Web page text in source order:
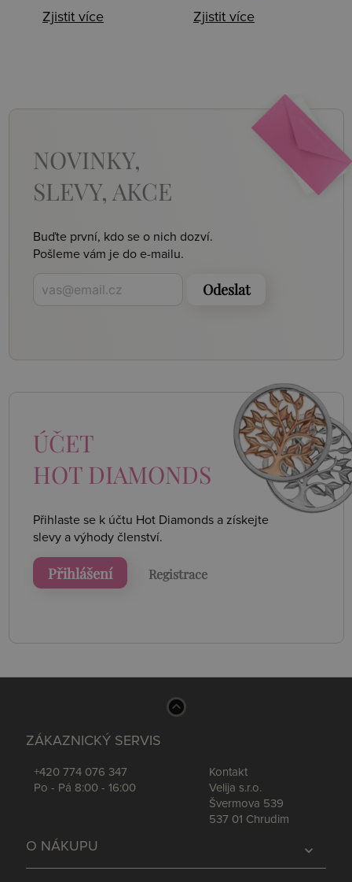
Zjistit více Zjistit více
NOVINKY,
SLEVY, AKCE
Buďte první, kdo se o nich dozví.
Pošleme vám je do e-mailu.
Odeslat
ÚČET
HOT DIAMONDS
Přihlaste se k účtu Hot Diamonds a získejte
slevy a výhody členství.
Přihlášení Registrace
ZÁKAZNICKÝ SERVIS
+420 774 076 347
Po - Pá 8:00 - 16:00
Kontakt
Velija s.r.o.
Švermova 539
537 01 Chrudim
expand_more
O NÁKUPU